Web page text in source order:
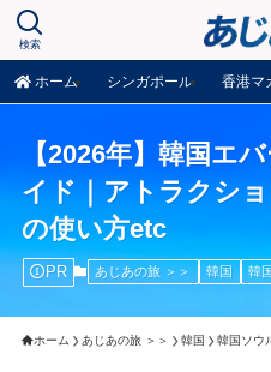
検索
ホーム シンガポール 香港マ
【2026年】韓国エ
イド｜アトラクシ
の使い方etc
PR あじあの旅 ＞＞ 韓国 韓
ホーム あじあの旅 ＞＞ 韓国 韓国ソウ